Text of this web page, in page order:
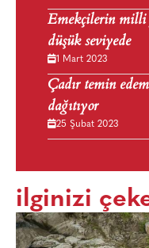
Emekçilerin milli
düşük seviyede
1 Mart 2023
Çadır temin
dağıtıyor
25 Şubat 2023
ilginizi